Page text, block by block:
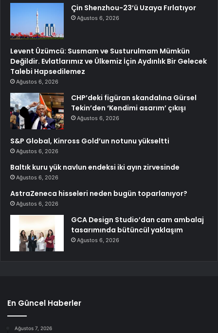
Çin Shenzhou-23’ü Uzaya Fırlatıyor
Ağustos 6, 2026
Levent Üzümcü: Susmam ve Susturulmam Mümkün
Değildir. Evlatlarımız ve Ülkemiz İçin Aydınlık Bir Gelecek
Talebi Hapsedilemez
Ağustos 6, 2026
CHP’deki figüran skandalına Gürsel
Tekin’den ‘Kendimi asarım’ çıkışı
Ağustos 6, 2026
S&P Global, Kinross Gold’un notunu yükseltti
Ağustos 6, 2026
Baltık kuru yük navlun endeksi iki ayın zirvesinde
Ağustos 6, 2026
AstraZeneca hisseleri neden bugün toparlanıyor?
Ağustos 6, 2026
GCA Design Studio’dan cam ambalaj
tasarımında bütüncül yaklaşım
Ağustos 6, 2026
En Güncel Haberler
Ağustos 7, 2026